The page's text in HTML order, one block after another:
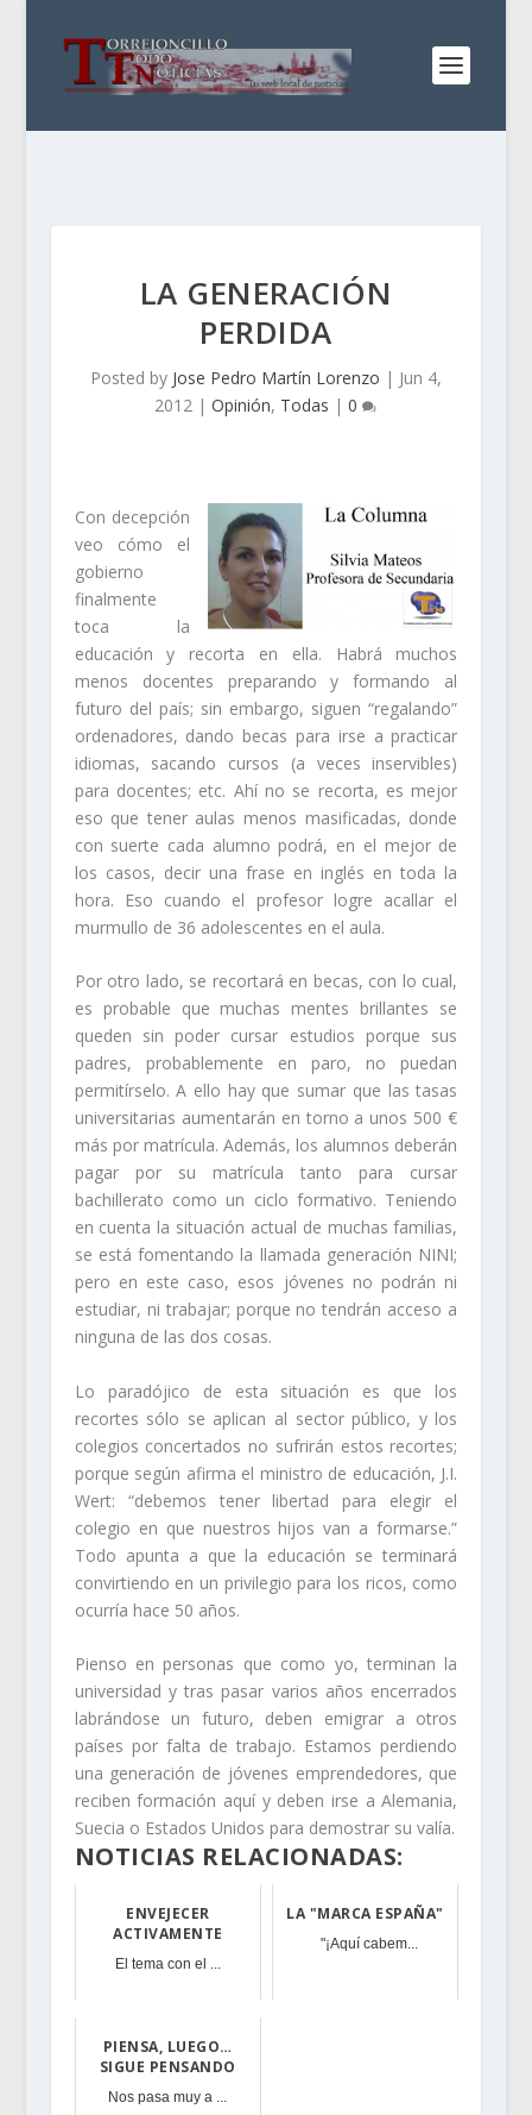
LA GENERACIÓN
PERDIDA
Posted by Jose Pedro Martín Lorenzo | Jun 4,
2012 |Opinión, Todas |0
Con decepción
veo cómo el
gobierno
finalmente
toca la
educación y recorta en ella. Habrá muchos
menos docentes preparando y formando al
futuro del país; sin embargo, siguen “regalando”
ordenadores, dando becas para irse a practicar
idiomas, sacando cursos (a veces inservibles)
para docentes; etc. Ahí no se recorta, es mejor
eso que tener aulas menos masificadas, donde
con suerte cada alumno podrá, en el mejor de
los casos, decir una frase en inglés en toda la
hora. Eso cuando el profesor logre acallar el
murmullo de 36 adolescentes en el aula.
Por otro lado, se recortará en becas, con lo cual,
es probable que muchas mentes brillantes se
queden sin poder cursar estudios porque sus
padres, probablemente en paro, no puedan
permitírselo. A ello hay que sumar que las tasas
universitarias aumentarán en torno a unos 500 €
más por matrícula. Además, los alumnos deberán
pagar por su matrícula tanto para cursar
bachillerato como un ciclo formativo. Teniendo
en cuenta la situación actual de muchas familias,
se está fomentando la llamada generación NINI;
pero en este caso, esos jóvenes no podrán ni
estudiar, ni trabajar; porque no tendrán acceso a
ninguna de las dos cosas.
Lo paradójico de esta situación es que los
recortes sólo se aplican al sector público, y los
colegios concertados no sufrirán estos recortes;
porque según afirma el ministro de educación, J.I.
Wert: “debemos tener libertad para elegir el
colegio en que nuestros hijos van a formarse.”
Todo apunta a que la educación se terminará
convirtiendo en un privilegio para los ricos, como
ocurría hace 50 años.
Pienso en personas que como yo, terminan la
universidad y tras pasar varios años encerrados
labrándose un futuro, deben emigrar a otros
países por falta de trabajo. Estamos perdiendo
una generación de jóvenes emprendedores, que
reciben formación aquí y deben irse a Alemania,
Suecia o Estados Unidos para demostrar su valía.
NOTICIAS RELACIONADAS:
ENVEJECER
ACTIVAMENTE
El tema con el ...
LA "MARCA ESPAÑA"
"¡Aquí cabem...
PIENSA, LUEGO…
SIGUE PENSANDO
Nos pasa muy a ...